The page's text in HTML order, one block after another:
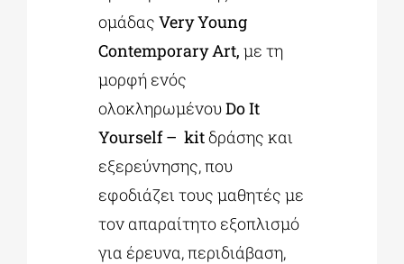
ομάδας Very Young
Contemporary Art, με τη
μορφή ενός
ολοκληρωμένουDο It
Yourself – kitδράσης και
εξερεύνησης, που
εφοδιάζει τους μαθητές με
τον απαραίτητο εξοπλισμό
για έρευνα, περιδιάβαση,